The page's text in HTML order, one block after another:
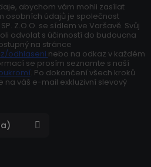
abychom vám mohli zasílat
osobních údajů je společnost
SP. Z.O.O. se sídlem ve Varšavě. Svůj
odvolat s účinností do budoucna
na stránce
odhlaseni nebo na odkaz v každém
se prosím seznamte s naší
. Po dokončení všech kroků
na váš e-mail exkluzivní slevový